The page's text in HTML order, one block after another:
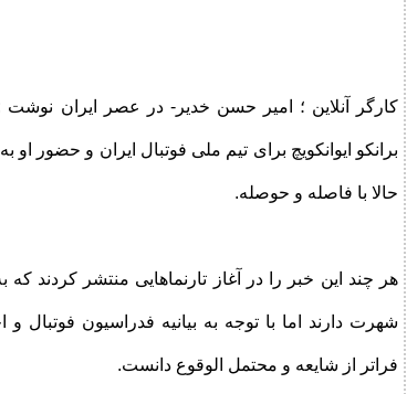
کارگر آنلاین ؛ امیر حسن خدیر- در عصر ایران
برانکو ایوانکویچ برای تیم ملی فوتبال ایران و
حالا با فاصله و حوصله.
هر چند این خبر را در آغاز تارنماهایی منتشر
شهرت دارند اما با توجه به بیانیه فدراسیون فوتبال
فراتر از شایعه و محتمل الوقوع دانست.